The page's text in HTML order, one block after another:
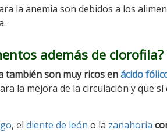
la anemia son debidos a los
además de clorofila?
también son muy ricos enácido
la mejora de la circulación y que sí
, el diente de león o la zanahoria